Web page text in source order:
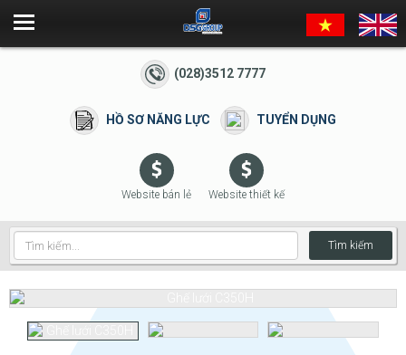
(028)3512 7777
HỒ SƠ NĂNG LỰC TUYỂN DỤNG
Website bán lẻ Website thiết kế
Tìm kiếm